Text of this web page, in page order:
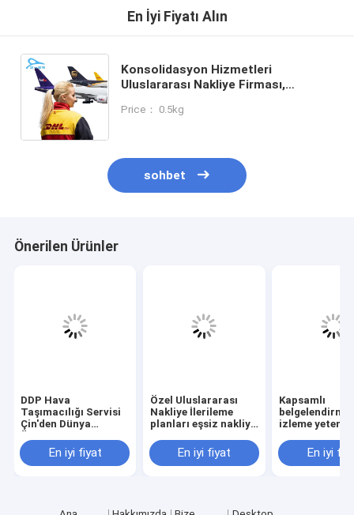
En İyi Fiyatı Alın
Konsolidasyon Hizmetleri
Uluslararası Nakliye Firması,
Desteklemek İçin Gerçek Zamanlı
Price： 0.5kg
sohbet
Önerilen Ürünler
DDP Hava
Taşımacılığı Servisi
Çin'den Dünya
TeslimatEn iyi fiyat
Özel Uluslararası
Nakliye İlerileme
planları eşsiz nakliye
karşılamak ve nakliye
maliyetlerini etkin
En iyi fiyat
Kapsamlı
belgelendirme
izleme
sağlayan
uluslararası
En iyi